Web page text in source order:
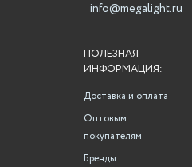
info@megalight.ru
ПОЛЕЗНАЯ
ИНФОРМАЦИЯ:
Доставка и оплата
Оптовым
покупателям
Бренды